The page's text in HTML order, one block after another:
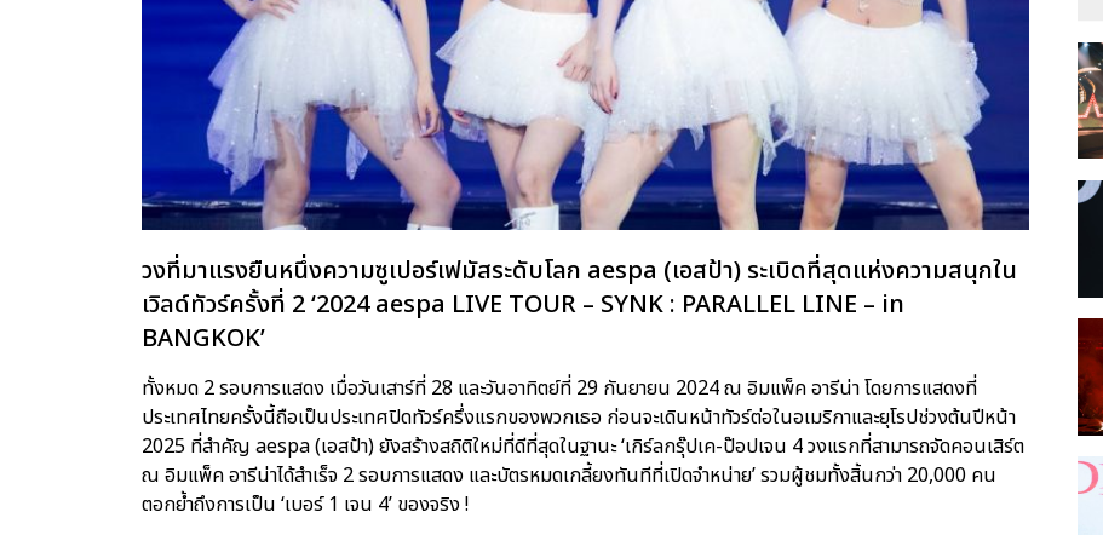
วงที่มาแรงยืนหนึ่งความซูเปอร์เฟมัสระดับโลก aespa (เอสป้า) ระเบิดที่สุดแห่งความสนุกใน
เวิลด์ทัวร์ครั้งที่ 2 ‘2024 aespa LIVE TOUR – SYNK : PARALLEL LINE – in
BANGKOK’
ทั้งหมด 2 รอบการแสดง เมื่อวันเสาร์ที่ 28 และวันอาทิตย์ที่ 29 กันยายน 2024 ณ อิมแพ็ค อารีน่า โดยการแสดงที่
ประเทศไทยครั้งนี้ถือเป็นประเทศปิดทัวร์ครึ่งแรกของพวกเธอ ก่อนจะเดินหน้าทัวร์ต่อในอเมริกาและยุโรปช่วงต้นปีหน้า
2025 ที่สำคัญ aespa (เอสป้า) ยังสร้างสถิติใหม่ที่ดีที่สุดในฐานะ ‘เกิร์ลกรุ๊ปเค-ป๊อปเจน 4 วงแรกที่สามารถจัดคอนเสิร์ต
ณ อิมแพ็ค อารีน่าได้สำเร็จ 2 รอบการแสดง และบัตรหมดเกลี้ยงทันทีที่เปิดจำหน่าย’ รวมผู้ชมทั้งสิ้นกว่า 20,000 คน
ตอกย้ำถึงการเป็น ‘เบอร์ 1 เจน 4’ ของจริง !